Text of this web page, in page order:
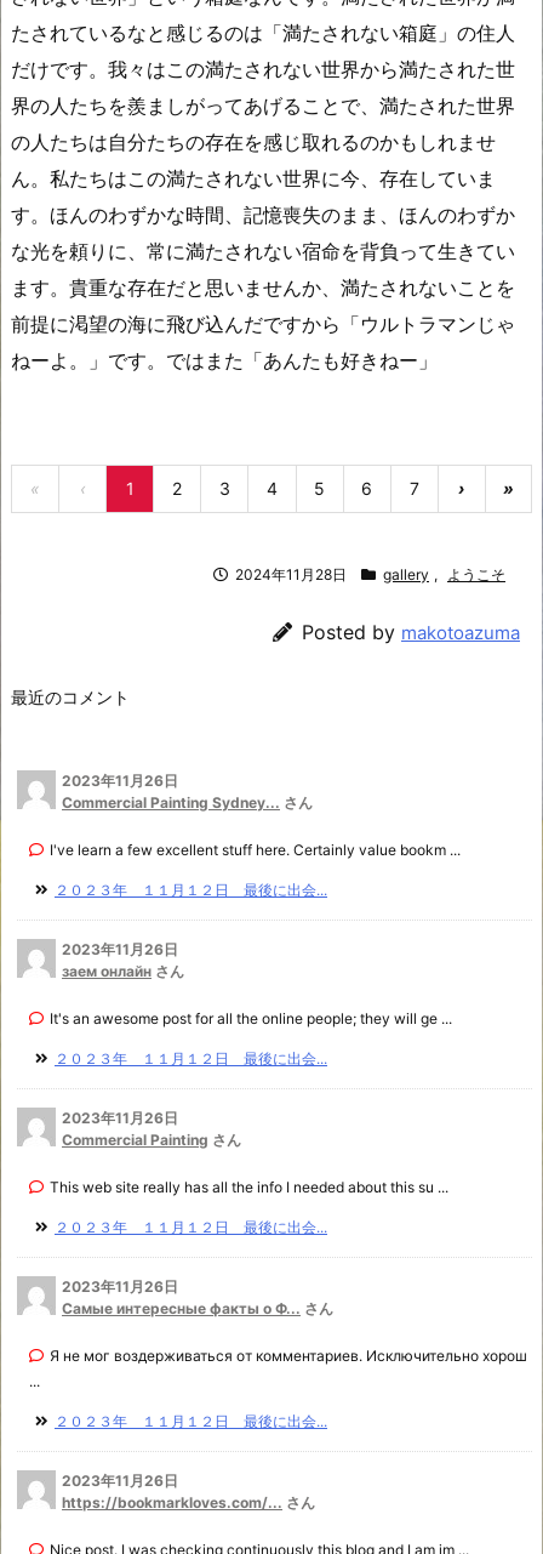
たされているなと感じるのは「満たされない箱庭」の住人
だけです。我々はこの満たされない世界から満たされた世
界の人たちを羨ましがってあげることで、満たされた世界
の人たちは自分たちの存在を感じ取れるのかもしれませ
ん。私たちはこの満たされない世界に今、存在していま
す。ほんのわずかな時間、記憶喪失のまま、ほんのわずか
な光を頼りに、常に満たされない宿命を背負って生きてい
ます。貴重な存在だと思いませんか、満たされないことを
前提に渇望の海に飛び込んだですから「ウルトラマンじゃ
ねーよ。」です。ではまた「あんたも好きねー」
« ‹ 1 2 3 4 5 6 7 › »
2024年11月28日 gallery , ようこそ
Posted by makotoazuma
最近のコメント
2023年11月26日
Commercial Painting Sydney... さん
I've learn a few excellent stuff here. Certainly value bookm ...
２０２３年 １１月１２日 最後に出会...
2023年11月26日
заем онлайн さん
It's an awesome post for all the online people; they will ge ...
２０２３年 １１月１２日 最後に出会...
2023年11月26日
Commercial Painting さん
This web site really has all the info I needed about this su ...
２０２３年 １１月１２日 最後に出会...
2023年11月26日
Самые интересные факты о Ф... さん
Я не мог воздерживаться от комментариев. Исключительно хорош
...
２０２３年 １１月１２日 最後に出会...
2023年11月26日
https://bookmarkloves.com/... さん
Nice post. I was checking continuously this blog and I am im ...